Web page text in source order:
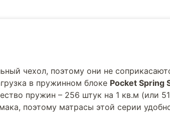
чехол, поэтому они не
в пружинном блоке Pocket Spring
пружин – 256 штук на 1 кв.м (или
поэтому матрасы этой серии